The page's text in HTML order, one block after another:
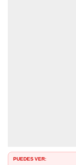
PUEDES VER: